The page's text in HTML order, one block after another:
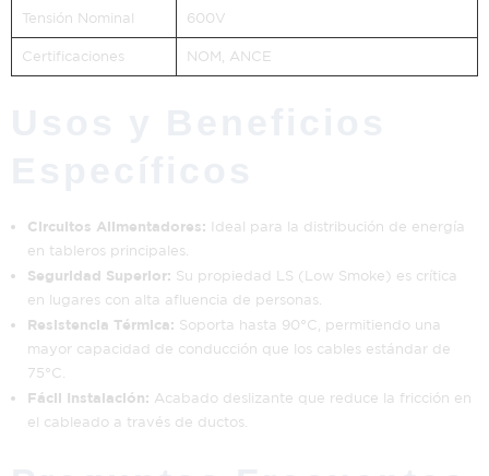
Tensión Nominal 600V
Certificaciones NOM, ANCE
Circuitos Alimentadores: Ideal para la distribución de energía
en tableros principales.
Seguridad Superior: Su propiedad LS (Low Smoke) es crítica
en lugares con alta afluencia de personas.
Resistencia Térmica: Soporta hasta 90°C, permitiendo una
mayor capacidad de conducción que los cables estándar de
75°C.
Fácil Instalación: Acabado deslizante que reduce la fricción en
el cableado a través de ductos.